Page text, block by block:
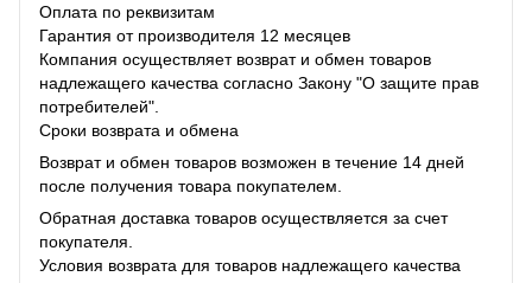
Оплата по реквизитам
Гарантия от производителя 12 месяцев
Компания осуществляет возврат и обмен товаров
надлежащего качества согласно Закону "О защите прав
потребителей".
Сроки возврата и обмена
Возврат и обмен товаров возможен в течение 14 дней
после получения товара покупателем.
Обратная доставка товаров осуществляется за счет
покупателя.
Условия возврата для товаров надлежащего качества